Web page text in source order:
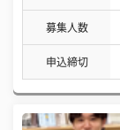
募集人数
申込締切